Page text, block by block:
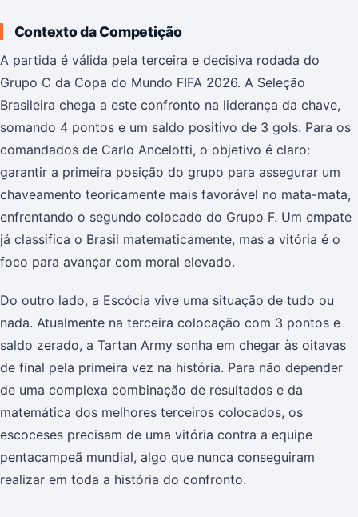
Contexto da Competição
A partida é válida pela terceira e decisiva rodada do
Grupo C da Copa do Mundo FIFA 2026. A Seleção
Brasileira chega a este confronto na liderança da chave,
somando 4 pontos e um saldo positivo de 3 gols. Para os
comandados de Carlo Ancelotti, o objetivo é claro:
garantir a primeira posição do grupo para assegurar um
chaveamento teoricamente mais favorável no mata-mata,
enfrentando o segundo colocado do Grupo F. Um empate
já classifica o Brasil matematicamente, mas a vitória é o
foco para avançar com moral elevado.
Do outro lado, a Escócia vive uma situação de tudo ou
nada. Atualmente na terceira colocação com 3 pontos e
saldo zerado, a Tartan Army sonha em chegar às oitavas
de final pela primeira vez na história. Para não depender
de uma complexa combinação de resultados e da
matemática dos melhores terceiros colocados, os
escoceses precisam de uma vitória contra a equipe
pentacampeã mundial, algo que nunca conseguiram
realizar em toda a história do confronto.